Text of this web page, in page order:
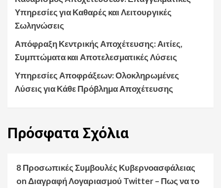
Υπηρεσίες για Καθαρές και Λειτουργικές
Σωληνώσεις
Απόφραξη Κεντρικής Αποχέτευσης: Αιτίες,
Συμπτώματα και Αποτελεσματικές Λύσεις
Υπηρεσίες Αποφράξεων: Ολοκληρωμένες
Λύσεις για Κάθε Πρόβλημα Αποχέτευσης
Πρόσφατα Σχόλια
8 Προσωπικές Συμβουλές Κυβερνοασφάλειας
onΔιαγραφή Λογαριασμού Twitter – Πως να το